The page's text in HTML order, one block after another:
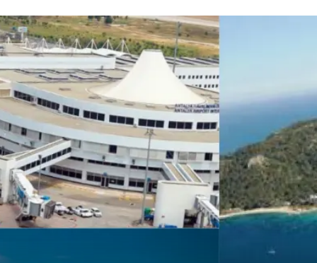
Bakım Aksesuar
Sağlık Haberleri Blogroll
Spor Malzemeleri Hediyelik Eşya
Kültür Acil ve İlkyardım